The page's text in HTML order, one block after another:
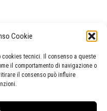
Cookie
tecnici. Il consenso a queste
il comportamento di navigazione o
il consenso può influire
(orario apertura Galleria)